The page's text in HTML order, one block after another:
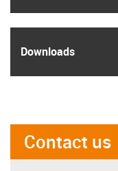
Downloads
Contact us